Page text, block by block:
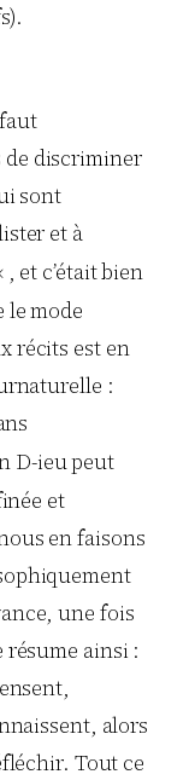
de discriminer
sont
et à
, et c’était bien
le mode
récits est en
:
D-ieu peut
et
en faisons
une fois
résume ainsi :
alors
Tout ce